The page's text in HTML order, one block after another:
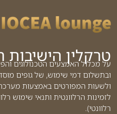
טרקלין הישיבות
על מכלול האמצעים הטכנולוגים
ובתשלום דמי שימוש, של גופים
ולשעות המפורטים באמצעות מערכת
לזמינות הרלוונטית ותנאי שימוש
רלוונטי).